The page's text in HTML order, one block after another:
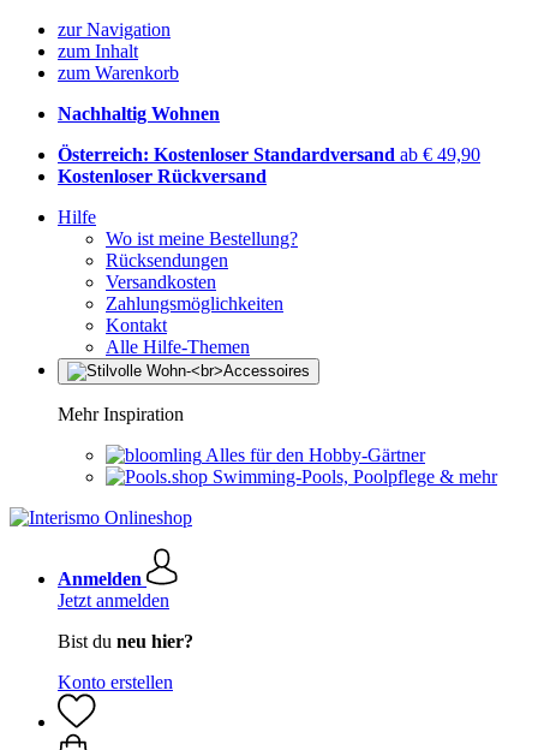
zur Navigation
zum Inhalt
zum Warenkorb
Nachhaltig Wohnen
Österreich: Kostenloser Standardversand ab € 49,90
Kostenloser Rückversand
Hilfe
Wo ist meine Bestellung?
Rücksendungen
Versandkosten
Zahlungsmöglichkeiten
Kontakt
Alle Hilfe-Themen
Mehr Inspiration
Alles für den Hobby-Gärtner
Swimming-Pools, Poolpflege & mehr
Anmelden
Jetzt anmelden
Bist du neu hier?
Konto erstellen